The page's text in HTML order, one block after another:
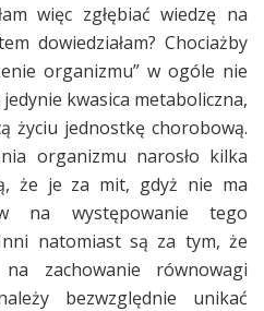
więc zgłębiać wiedzę na
dowiedziałam? Chociażby
organizmu” w ogóle nie
kwasica metaboliczna,
życiu jednostkę chorobową.
organizmu narosło kilka
że je za mit, gdyż nie ma
na występowanie tego
natomiast są za tym, że
zachowanie równowagi
bezwzględnie unikać